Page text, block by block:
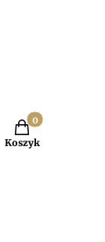
Produkty w
Koszyk